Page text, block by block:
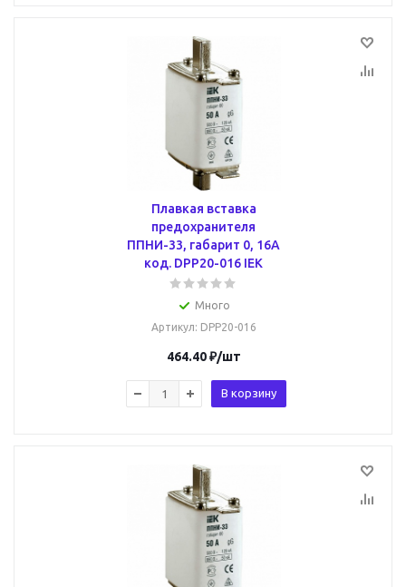
Плавкая вставка
предохранителя
ППНИ-33, габарит 0, 16А
код. DPP20-016 IEK
Много
Артикул: DPP20-016
464.40₽/шт
В корзину